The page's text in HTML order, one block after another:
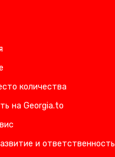
количества
на Georgia.to
и ответственность